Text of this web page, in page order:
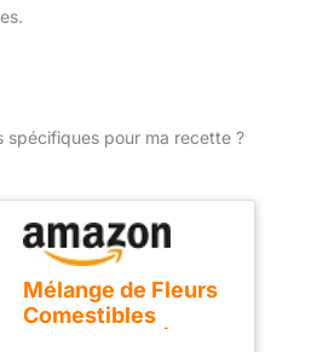
spécifiques pour ma recette ?
Mélange de Fleurs
Comestibles